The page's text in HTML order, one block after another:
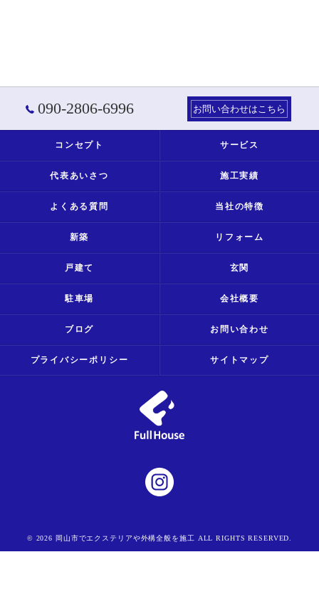
090-2806-6996 お問い合わせはこちら
コンセプト サービス
代表あいさつ 施工実績
よくある質問 当社の特徴
新築 リフォーム
戸建て 玄関
駐車場 会社概要
ブログ お問い合わせ
プライバシーポリシー サイトマップ
© 2026 岡山市でエクステリアや外構全般を施工 ALL RIGHTS RESERVED.